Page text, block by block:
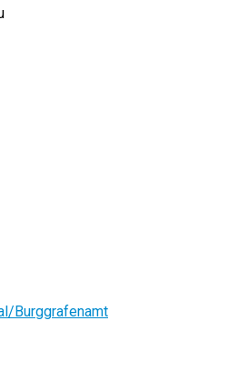
Burggrafenamt